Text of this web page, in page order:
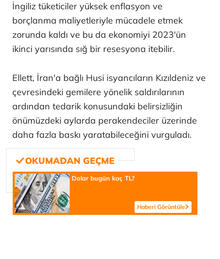
İngiliz tüketiciler yüksek enflasyon ve
borçlanma maliyetleriyle mücadele etmek
zorunda kaldı ve bu da ekonomiyi 2023'ün
ikinci yarısında sığ bir resesyona itebilir.
Ellett, İran'a bağlı Husi isyancıların Kızıldeniz ve
çevresindeki gemilere yönelik saldırılarının
ardından tedarik konusundaki belirsizliğin
önümüzdeki aylarda perakendeciler üzerinde
daha fazla baskı yaratabileceğini vurguladı.
Dolar bugün kaç TL?
Haberi Görüntüle